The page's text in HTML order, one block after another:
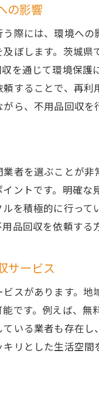
茨城
効率
家電
不用
不用品
スム
片付
茨
回
茨城
不用
の影響
際には、環境へ
ぼします。茨城
を通じて環境保
することで、再
ら、不用品回収
者を選ぶことが
ントです。明確
を積極的に行っ
品回収を依頼す
サービス
スがあります。
です。例えば、
いる業者も存在
リとした生活空間